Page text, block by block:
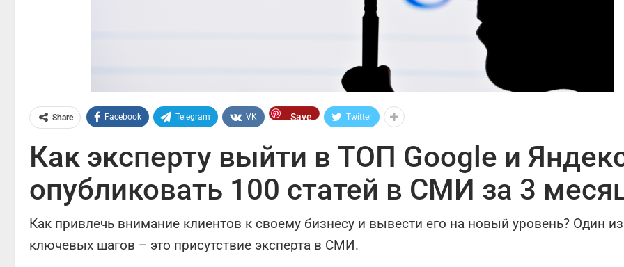
Share Facebook Telegram VK Save Twitter
Как эксперту выйти в ТОП Google и
опубликовать 100 статей в СМИ за 3
Как привлечь внимание клиентов к своему бизнесу и вывести его на новый уровень? Один из
ключевых шагов – это присутствие эксперта в СМИ.